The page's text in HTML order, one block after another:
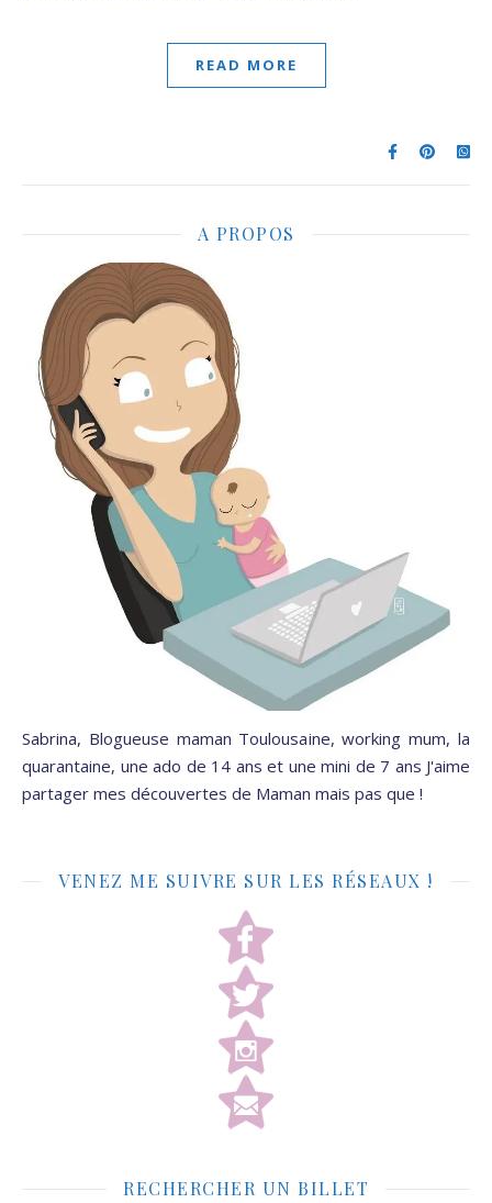
READ MORE
A PROPOS
Sabrina, Blogueuse maman Toulousaine, working mum, la
quarantaine, une ado de 14 ans et une mini de 7 ans J'aime
partager mes découvertes de Maman mais pas que !
VENEZ ME SUIVRE SUR LES RÉSEAUX !
RECHERCHER UN BILLET